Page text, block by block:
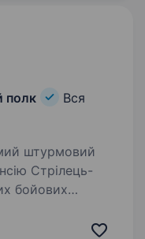
полк
Вся
Стрілець-
бойових
фахову